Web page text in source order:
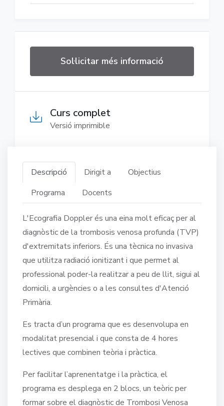
Sol·licitar més informació
Curs complet
Versió imprimible
Descripció Dirigit a
Objectius
Programa
Docents
L'Ecografia Doppler és una eina molt eficaç per al
diagnòstic de la trombosis venosa profunda (TVP)
d'extremitats inferiors. És una tècnica no invasiva
que utilitza radiació ionitizant i que permet al
professional poder-la realitzar a peu de llit, sigui al
domicili, a urgències o a les consultes d'Atenció
Primària.
Es tracta d’un programa que es desenvolupa en
modalitat presencial i que consta de 4 hores
lectives que combinen teòria i pràctica.
Per facilitar l’aprenentatge i la pràctica, el
programa es desplega en 2 blocs, un teòric per
formar sobre el diagnòstic de Trombosi Venosa